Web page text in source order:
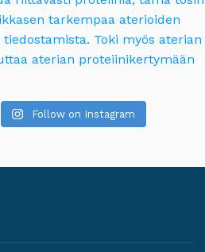
Follow on Instagram